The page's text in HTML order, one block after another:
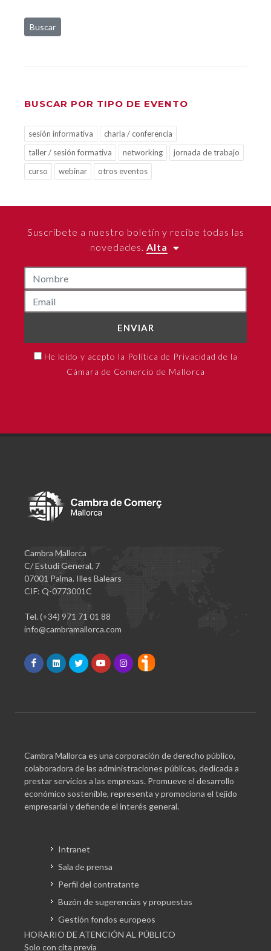
Buscar
BUSCAR POR TIPO DE EVENTO
sesión informativa
charla / conferencia
taller / sesión formativa
networking
jornada de trabajo
curso
webinar otros eventos
Suscríbete a nuestro boletín y recibe todas las
novedades. Alta
ENVIAR
He leído y acepto la Política de Privacidad de la
Cámara de Comercio de Mallorca
Cambra Mallorca
C/ Estudi General, 7
07001 Palma. Illes Balears
CIF: Q-0773001C
Tel. (+34) 971 71 01 88
info@cambramallorca.com
Cambra Mallorca es una corporación de derecho público,
colaboradora de las administraciones públicas, dedicada a
prestar servicios a las empresas. Promueve el desarrollo
económico sostenible, representa y promociona el tejido
empresarial y defiende el interés general.
Intranet
Sala de prensa
Perfil del contratante
Buzón de sugerencias y propuestas
Gestión fondos europeos
HORARIO DE ATENCIÓN AL PÚBLICO
Solo con cita previa